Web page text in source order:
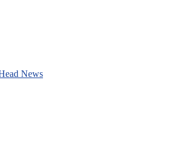
News